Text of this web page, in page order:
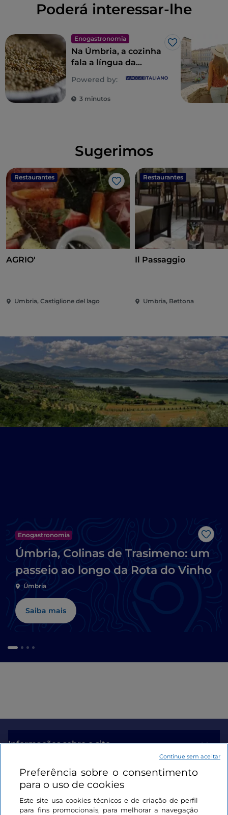
Poderá interessar-lhe
Enogastronomia
Gosto
Na Úmbria, a cozinha
fala a língua da
Powered by:
3 minutos
Sugerimos
Restaurantes
Gosto
AGRIO'
Umbria, Castiglione del lago
Restaurantes
Il Passaggio
Umbria, Bettona
Enogastronomia
Úmbria, Colinas de Trasimeno: um
passeio ao longo da Rota do Vinho
Úmbria
Saiba mais
Informações sobre o site
Ligações úteis
Iniciar sessão
Preferência sobre o consentimento
para o uso de cookies
Este site usa cookies técnicos e de criação de perfil
para fins promocionais, para melhorar a navegação
Continue sem aceitar